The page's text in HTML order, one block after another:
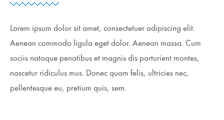
Lorem ipsum dolor sit amet, consectetuer adipiscing elit.
Aenean commodo ligula eget dolor. Aenean massa. Cum
sociis natoque penatibus et magnis dis parturient montes,
nascetur ridiculus mus. Donec quam felis, ultricies nec,
pellentesque eu, pretium quis, sem.